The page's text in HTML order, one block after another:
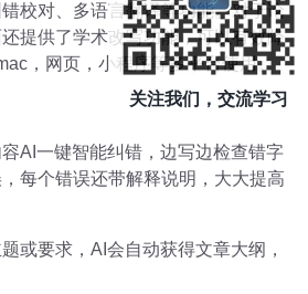
校对、多语言翻译等功能。对于论
提供了学术改写功能，可以有效降
，网页，小程序等多平台使用。
AI一键智能纠错，边写边检查错字
每个错误还带解释说明，大大提高
或要求，AI会自动获得文章大纲，
关注我们，交流学习